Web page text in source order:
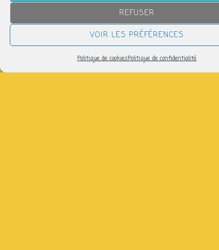
REFUSER
VOIR LES PRÉFÉRENCES
Politique de cookiesPolitique de confidentialité
de